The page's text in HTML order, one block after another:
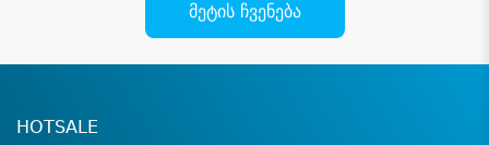
მეტის ჩვენება
HOTSALE